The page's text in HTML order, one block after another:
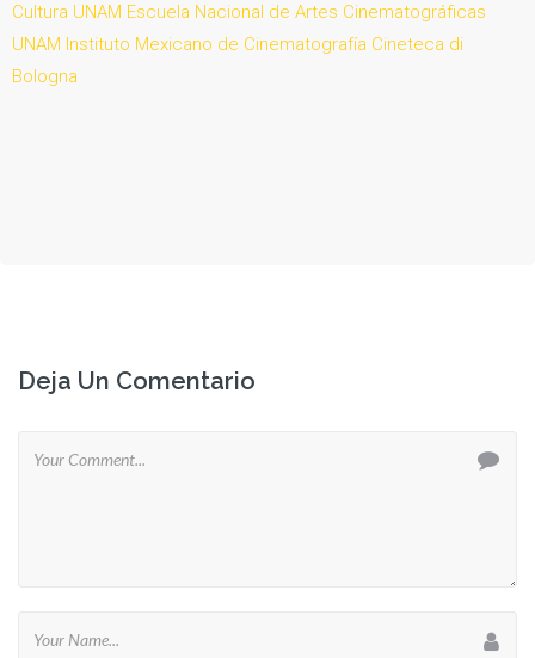
Cultura UNAM Escuela Nacional de Artes Cinematográficas
UNAM Instituto Mexicano de Cinematografía Cineteca di
Bologna
Deja Un Comentario